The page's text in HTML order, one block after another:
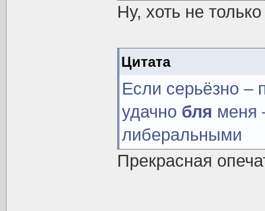
Ну, хоть не
Цитата
Если серьёзно –
удачно бля меня
либеральными
Прекрасная